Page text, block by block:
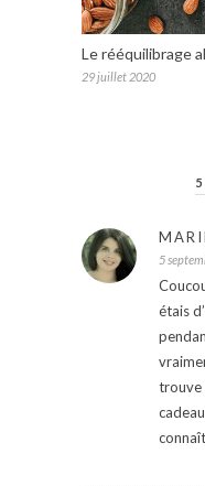
Le rééquilibrage
29 juillet 2020
5
étais
trouve